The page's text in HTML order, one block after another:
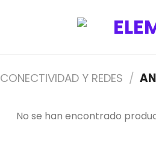
CONECTIVIDAD Y REDES /
No se han encontrado